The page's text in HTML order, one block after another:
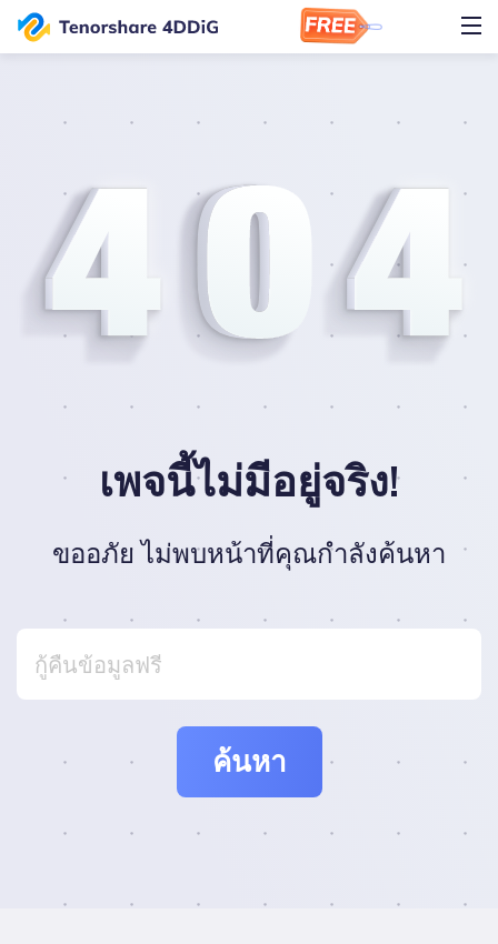
เพจนี้ไม่มีอยู่จริง!
ขออภัย ไม่พบหน้าที่คุณกำลังค้นหา
ค้นหา